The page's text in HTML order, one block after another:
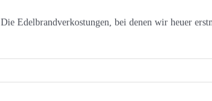
Die Edelbrandverkostungen, bei denen wir heuer